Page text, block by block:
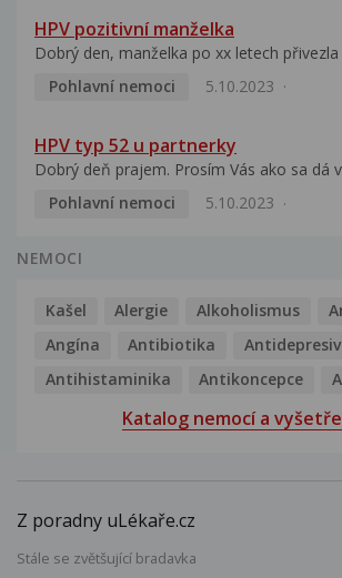
HPV pozitivní manželka
Dobrý den, manželka po xx letech přivezla
Pohlavní nemoci
5.10.2023
HPV typ 52 u partnerky
Dobrý deň prajem. Prosím Vás ako sa dá
Pohlavní nemoci
5.10.2023
NEMOCI
Kašel Alergie Alkoholismus
Angína
Antibiotika
Antihistaminika
Antikoncepce
Katalog nemocí a
Z poradny uLékaře.cz
Stále se zvětšující bradavka